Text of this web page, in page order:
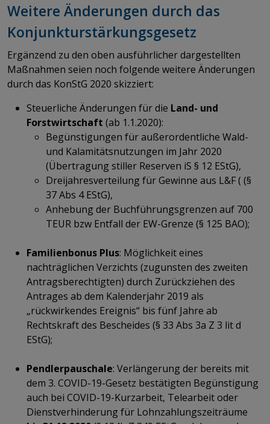
Weitere Änderungen durch das
Konjunkturstärkungsgesetz
Ergänzend zu den oben ausführlicher dargestellten
Maßnahmen seien noch folgende weitere Änderungen
durch das KonStG 2020 skizziert:
Steuerliche Änderungen für die Land- und
Forstwirtschaft (ab 1.1.2020):
Begünstigungen für außerordentliche Wald-
und Kalamitätsnutzungen im Jahr 2020
(Übertragung stiller Reserven iS § 12 EStG),
Dreijahresverteilung für Gewinne aus L&F ( (§
37 Abs 4 EStG),
Anhebung der Buchführungsgrenzen auf 700
TEUR bzw Entfall der EW-Grenze (§ 125 BAO);
Familienbonus Plus: Möglichkeit eines
nachträglichen Verzichts (zugunsten des zweiten
Antragsberechtigten) durch Zurückziehen des
Antrages ab dem Kalenderjahr 2019 als
„rückwirkendes Ereignis“ bis fünf Jahre ab
Rechtskraft des Bescheides (§ 33 Abs 3a Z 3 lit d
EStG);
Pendlerpauschale: Verlängerung der bereits mit
dem 3. COVID-19-Gesetz bestätigten Begünstigung
auch bei COVID-19-Kurzarbeit, Telearbeit oder
Dienstverhinderung für Lohnzahlungszeiträume